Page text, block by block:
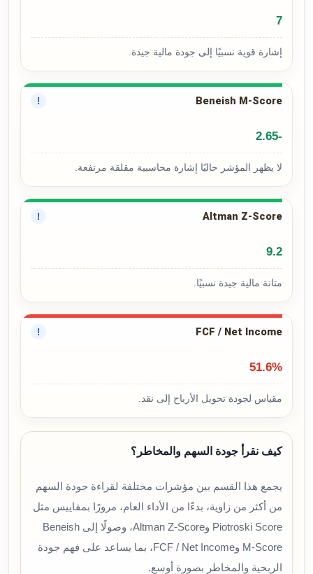
7
إشارة قوية نسبيًا إلى جودة مالية جيدة.
Beneish M-Score
!
-2.65
لا يظهر المؤشر حاليًا إشارة محاسبية مقلقة مرتفعة.
Altman Z-Score
!
9.2
متانة مالية جيدة نسبيًا.
FCF / Net Income
!
51.6%
مقياس لجودة تحويل الأرباح إلى نقد.
كيف نقرأ جودة السهم والمخاطر؟
يجمع هذا القسم بين مؤشرات مختلفة لقراءة جودة السهم
من أكثر من زاوية، بدءًا من الأداء العام، مرورًا بمقاييس مثل
Piotroski Score وAltman Z-Score، وصولًا إلى Beneish
M-Score وFCF / Net Income، بما يساعد على فهم جودة
الربحية والمخاطر بصورة أوسع.